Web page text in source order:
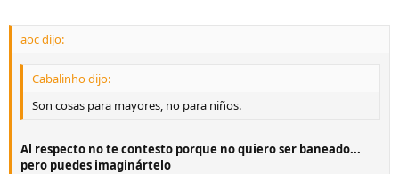
aoc dijo:
Cabalinho dijo:
Son cosas para mayores, no para niños.
Al respecto no te contesto porque no quiero ser baneado...
pero puedes imaginártelo